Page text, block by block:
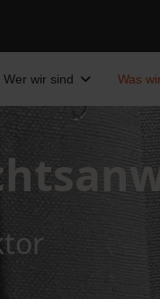
Wer wir sind Was